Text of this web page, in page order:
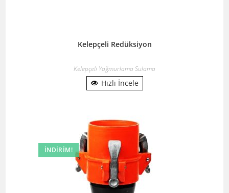
Kelepçeli Redüksiyon
Kelepçeli Yağmurlama Sulama
Hızlı İncele
İNDIRIM!